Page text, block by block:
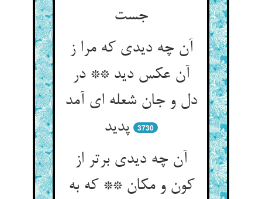
آن چه دیدی که مرا ز
آن عکس دید ** در
دل و جان شعله ای آمد
پدید
3730
آن چه دیدی برتر از
کون و مکان ** که به